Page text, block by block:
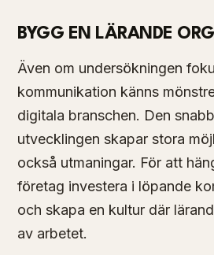
BYGG EN LÄRANDE
Även om undersökningen
kommunikation känns
digitala branschen. Den
utvecklingen skapar stora
också utmaningar. För att
företag investera i löpande
och skapa en kultur där
av arbetet.